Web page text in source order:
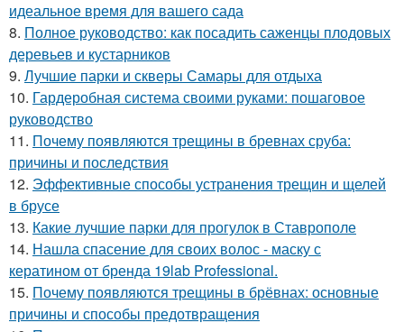
идеальное время для вашего сада
8. Полное руководство: как посадить саженцы плодовых
деревьев и кустарников
9. Лучшие парки и скверы Самары для отдыха
10. Гардеробная система своими руками: пошаговое
руководство
11. Почему появляются трещины в бревнах сруба:
причины и последствия
12. Эффективные способы устранения трещин и щелей
в брусе
13. Какие лучшие парки для прогулок в Ставрополе
14. Нашла спасение для своих волос - маску с
кератином от бренда 19lab Professional.
15. Почему появляются трещины в брёвнах: основные
причины и способы предотвращения